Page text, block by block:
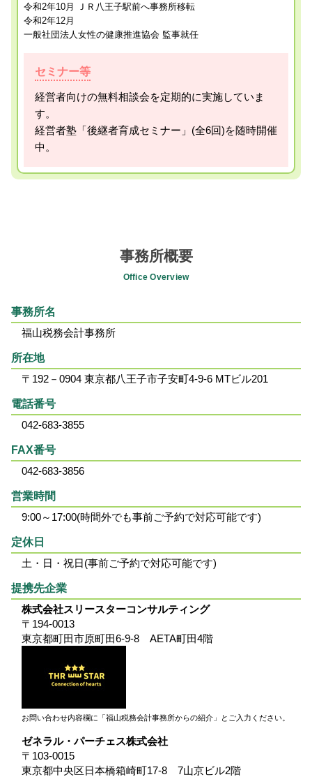
令和2年10月 ＪＲ八王子駅前へ事務所移転
令和2年12月
一般社団法人女性の健康推進協会 監事就任
セミナー等
経営者向けの無料相談会を定期的に実施していま
す。
経営者塾「後継者育成セミナー」(全6回)を随時開催
中。
事務所概要
Office Overview
事務所名
福山税務会計事務所
所在地
〒192－0904 東京都八王子市子安町4-9-6 MTビル201
電話番号
042-683-3855
FAX番号
042-683-3856
営業時間
9:00～17:00(時間外でも事前ご予約で対応可能です)
定休日
土・日・祝日(事前ご予約で対応可能です)
提携先企業
株式会社スリースターコンサルティング
〒194-0013
東京都町田市原町田6-9-8 AETA町田4階
お問い合わせ内容欄に「福山税務会計事務所からの紹介」とご入力ください。
ゼネラル・パーチェス株式会社
〒103-0015
東京都中央区日本橋箱崎町17-8 7山京ビル2階